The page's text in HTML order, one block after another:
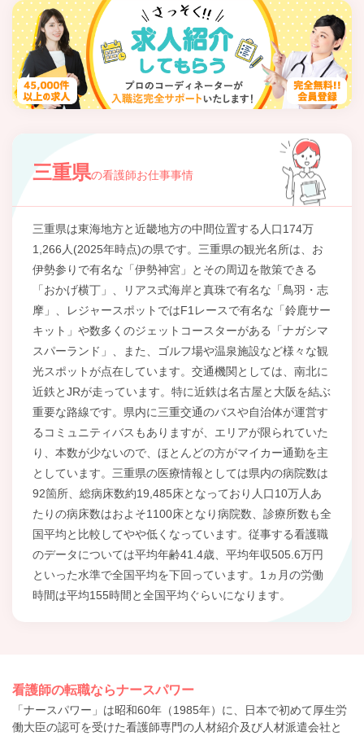
三重県の看護師お仕事事情
三重県は東海地方と近畿地方の中間位置する人口174万
1,266人(2025年時点)の県です。三重県の観光名所は、お
伊勢参りで有名な「伊勢神宮」とその周辺を散策できる
「おかげ横丁」、リアス式海岸と真珠で有名な「鳥羽・志
摩」、レジャースポットではF1レースで有名な「鈴鹿サー
キット」や数多くのジェットコースターがある「ナガシマ
スパーランド」、また、ゴルフ場や温泉施設など様々な観
光スポットが点在しています。交通機関としては、南北に
近鉄とJRが走っています。特に近鉄は名古屋と大阪を結ぶ
重要な路線です。県内に三重交通のバスや自治体が運営す
るコミュニティバスもありますが、エリアが限られていた
り、本数が少ないので、ほとんどの方がマイカー通勤を主
としています。三重県の医療情報としては県内の病院数は
92箇所、総病床数約19,485床となっており人口10万人あ
たりの病床数はおよそ1100床となり病院数、診療所数も全
国平均と比較してやや低くなっています。従事する看護職
のデータについては平均年齢41.4歳、平均年収505.6万円
といった水準で全国平均を下回っています。1ヵ月の労働
時間は平均155時間と全国平均ぐらいになります。
看護師の転職ならナースパワー
「ナースパワー」は昭和60年（1985年）に、日本で初めて厚生労
働大臣の認可を受けた看護師専門の人材紹介及び人材派遣会社と